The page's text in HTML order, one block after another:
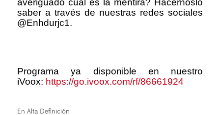
averiguado cuál es la mentira? Hacérnoslo
saber a través de nuestras redes sociales
@Enhdurjc1.
Programa ya disponible en nuestro
iVoox: https://go.ivoox.com/rf/86661924
En Alta Definición